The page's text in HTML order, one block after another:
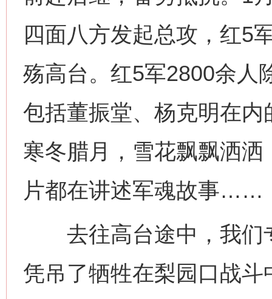
四面八方发起总攻，红5
殇高台。红5军2800余人
包括董振堂、杨克明在
寒冬腊月，雪花飘飘洒
片都在讲述军魂故事……
去往高台途中，我们
凭吊了牺牲在梨园口战